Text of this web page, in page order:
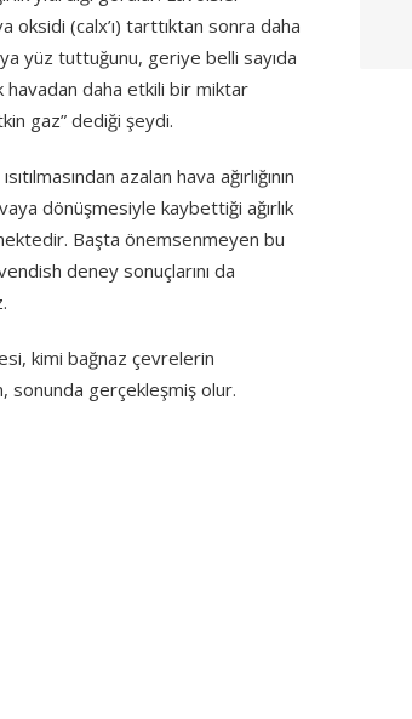
oksidi (calx’ı) tarttıktan sonra daha
yüz tuttuğunu, geriye belli sayıda
havadan daha etkili bir miktar
gaz” dediği şeydi.
azalan hava ağırlığının
dönüşmesiyle kaybettiği ağırlık
Başta önemsenmeyen bu
deney sonuçlarını da
kimi bağnaz çevrelerin
sonunda gerçekleşmiş olur.